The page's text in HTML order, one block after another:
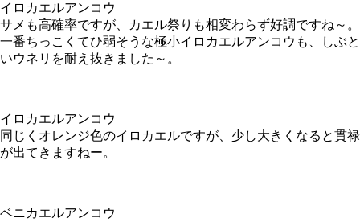
イロカエルアンコウ
サメも高確率ですが、カエル祭りも相変わらず好調ですね～。
一番ちっこくてひ弱そうな極小イロカエルアンコウも、しぶと
いウネリを耐え抜きました～。
イロカエルアンコウ
同じくオレンジ色のイロカエルですが、少し大きくなると貫禄
が出てきますねー。
ベニカエルアンコウ